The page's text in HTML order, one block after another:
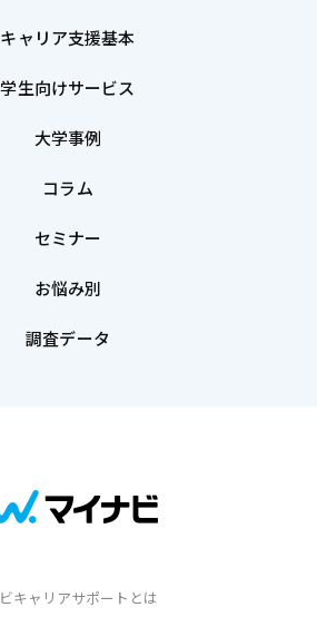
キャリア支援基本
学生向けサービス
大学事例
コラム
セミナー
お悩み別
調査データ
キャリアサポートとは